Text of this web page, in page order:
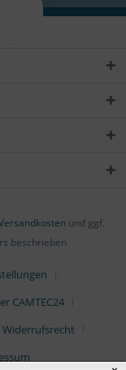
und ggf.
beschrieben
CAMTEC24
Widerrufsrecht